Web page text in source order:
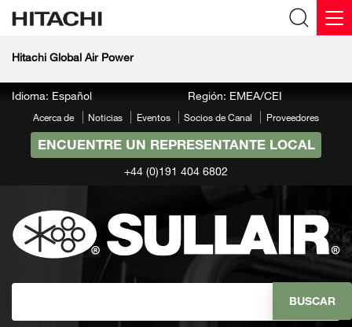
Hitachi Global Air Power
Idioma: Español Región: EMEA/CEI
Acerca de Noticias Eventos Socios de Canal Proveedores
ENCUENTRE UN REPRESENTANTE LOCAL
+44 (0)191 404 6802